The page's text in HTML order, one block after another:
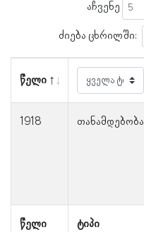
აჩვენე
ძიება ცხრილში:
წელი
წელი ტიპი
1918 თანამდებობა